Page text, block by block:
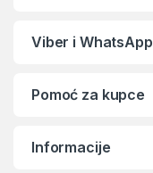
Viber i WhatsApp
Pomoć za kupce
Informacije